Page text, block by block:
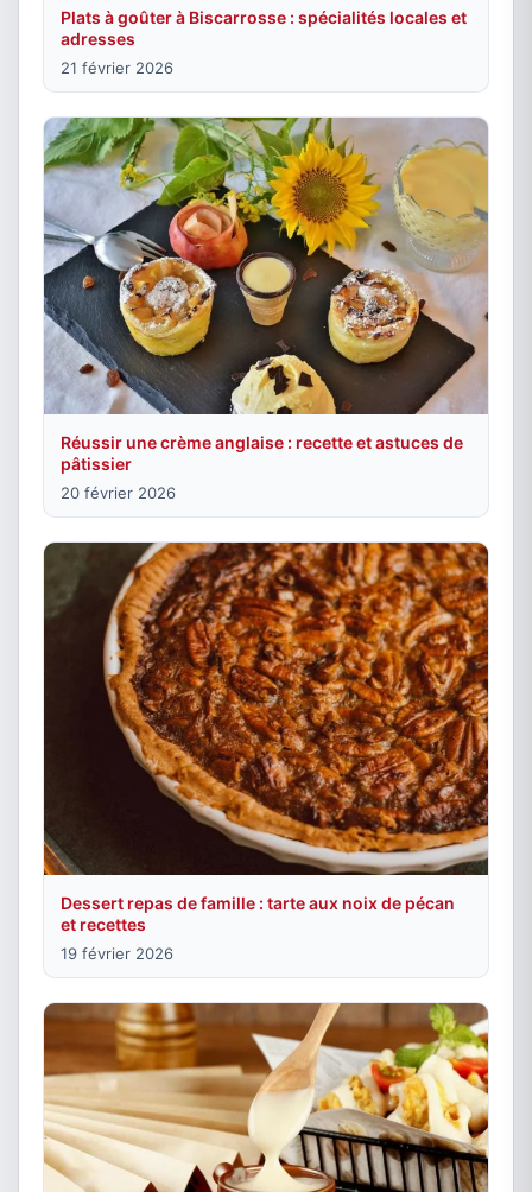
Plats à goûter à Biscarrosse : spécialités locales et
adresses
21 février 2026
Réussir une crème anglaise : recette et astuces de
pâtissier
20 février 2026
Dessert repas de famille : tarte aux noix de pécan
et recettes
19 février 2026